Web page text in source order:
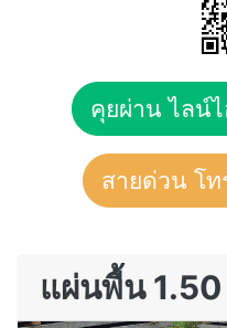
คุยผ่าน ไลน์ไ
สายด่วน โ
แผ่นพื้น 1.50